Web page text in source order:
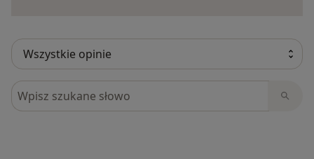
Szukaj w opiniach